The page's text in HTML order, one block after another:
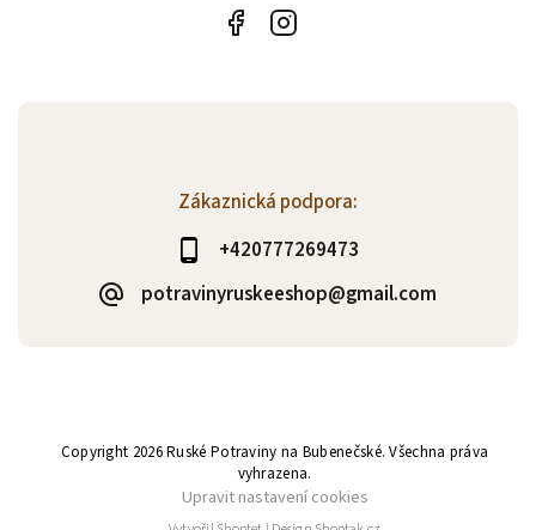
Zákaznická podpora:
+420777269473
potravinyruskeeshop@gmail.com
Copyright 2026Ruské Potraviny na Bubenečské. Všechna práva
vyhrazena.
Upravit nastavení cookies